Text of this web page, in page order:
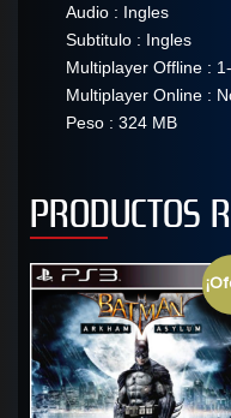
Audio : Ingles
Subtitulo : Ingles
Multiplayer Offline :
Multiplayer Online :
Peso : 324 MB
PRODUCTOS